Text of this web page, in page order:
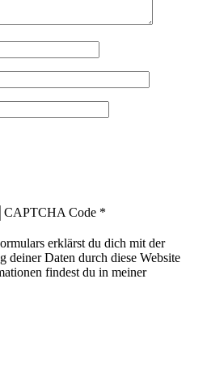
CAPTCHA Code *
erklärst du dich mit der
deiner Daten durch diese Website
findest du in meiner